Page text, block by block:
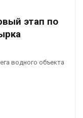
этап по
водного объекта